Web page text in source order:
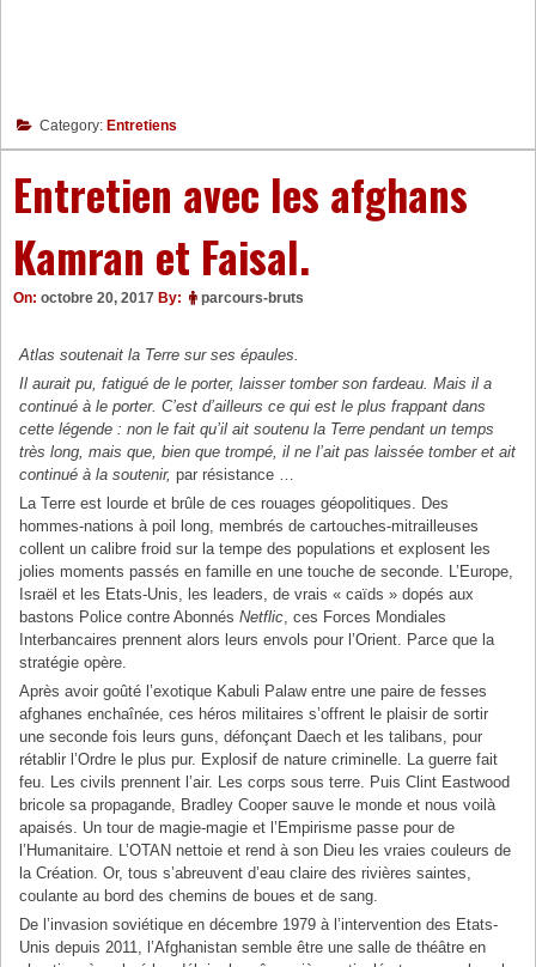
Category: Entretiens
Entretien avec les afghans
Kamran et Faisal.
On: octobre 20, 2017 By: parcours-bruts
Atlas soutenait la Terre sur ses épaules.
Il aurait pu, fatigué de le porter, laisser tomber son fardeau. Mais il a
continué à le porter. C’est d’ailleurs ce qui est le plus frappant dans
cette légende : non le fait qu’il ait soutenu la Terre pendant un temps
très long, mais que, bien que trompé, il ne l’ait pas laissée tomber et ait
continué à la soutenir,par résistance …
La Terre est lourde et brûle de ces rouages géopolitiques. Des
hommes-nations à poil long, membrés de cartouches-mitrailleuses
collent un calibre froid sur la tempe des populations et explosent les
jolies moments passés en famille en une touche de seconde. L’Europe,
Israël et les Etats-Unis, les leaders, de vrais « caïds » dopés aux
bastons Police contre AbonnésNetflic, ces Forces Mondiales
Interbancaires prennent alors leurs envols pour l’Orient. Parce que la
stratégie opère.
Après avoir goûté l’exotique Kabuli Palaw entre une paire de fesses
afghanes enchaînée, ces héros militaires s’offrent le plaisir de sortir
une seconde fois leurs guns, défonçant Daech et les talibans, pour
rétablir l’Ordre le plus pur. Explosif de nature criminelle. La guerre fait
feu. Les civils prennent l’air. Les corps sous terre. Puis Clint Eastwood
bricole sa propagande, Bradley Cooper sauve le monde et nous voilà
apaisés. Un tour de magie-magie et l’Empirisme passe pour de
l’Humanitaire. L’OTAN nettoie et rend à son Dieu les vraies couleurs de
la Création. Or, tous s’abreuvent d’eau claire des rivières saintes,
coulante au bord des chemins de boues et de sang.
De l’invasion soviétique en décembre 1979 à l’intervention des Etats-
Unis depuis 2011, l’Afghanistan semble être une salle de théâtre en